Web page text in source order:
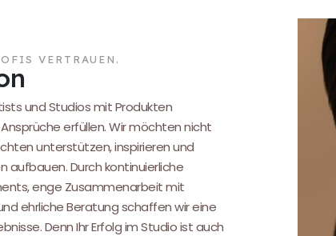
VERTRAUEN.
und Studios mit Produkten
erfüllen. Wir möchten nicht
unterstützen, inspirieren und
Durch kontinuierliche
enge Zusammenarbeit mit
ehrliche Beratung schaffen wir eine
Denn Ihr Erfolg im Studio ist auch